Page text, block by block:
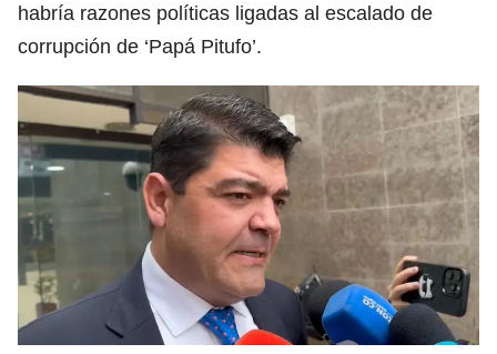
habría razones políticas ligadas al escalado de
corrupción de ‘Papá Pitufo’.